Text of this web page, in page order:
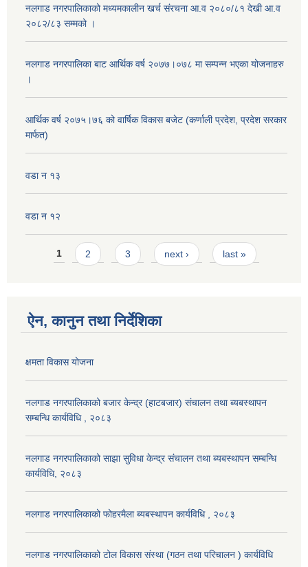
नलगाड नगरपालिकाको मध्यमकालीन खर्च संरचना आ.व २०८०/८१ देखी आ.व
२०८२/८३ सम्मको ।
नलगाड नगरपालिका बाट आर्थिक वर्ष २०७७।०७८ मा सम्पन्न भएका योजनाहरु
।
आर्थिक वर्ष २०७५।७६ को वार्षिक विकास बजेट (कर्णाली प्रदेश, प्रदेश सरकार
मार्फत)
वडा न १३
वडा न १२
Pages
1 2 3 next › last »
ऐन, कानुन तथा निर्देशिका
क्षमता विकास योजना
नलगाड नगरपालिकाको बजार केन्द्र (हाटबजार) संचालन तथा ब्यबस्थापन
सम्बन्धि कार्यविधि , २०८३
नलगाड नगरपालिकाको साझा सुविधा केन्द्र संचालन तथा ब्यबस्थापन सम्बन्धि
कार्यविधि, २०८३
नलगाड नगरपालिकाको फोहरमैला ब्यबस्थापन कार्यविधि , २०८३
नलगाड नगरपालिकाको टोल विकास संस्था (गठन तथा परिचालन ) कार्यविधि